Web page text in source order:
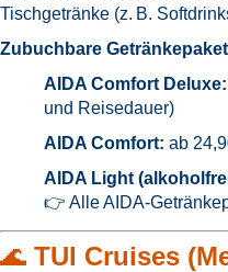
Tischgetränke (z. B.
Zubuchbare
AIDA Comfort Deluxe:
und Reisedauer)
AIDA Comfort: ab
AIDA Light
👉 Alle AIDA-
🌊 TUI Cruises